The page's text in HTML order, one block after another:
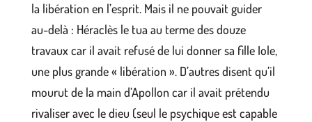
la libération en l’esprit. Mais il ne pouvait guider
au-delà : Héraclès le tua au terme des douze
travaux car il avait refusé de lui donner sa fille Iole,
une plus grande « libération ». D’autres disent qu’il
mourut de la main d’Apollon car il avait prétendu
rivaliser avec le dieu (seul le psychique est capable